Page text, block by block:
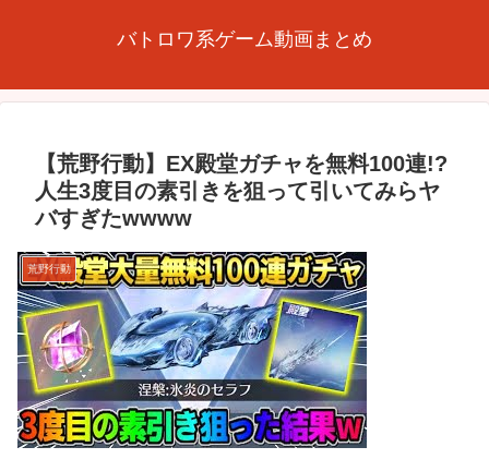
バトロワ系ゲーム動画まとめ
【荒野行動】EX殿堂ガチャを無料100連!?
人生3度目の素引きを狙って引いてみらヤ
バすぎたwwww
荒野行動